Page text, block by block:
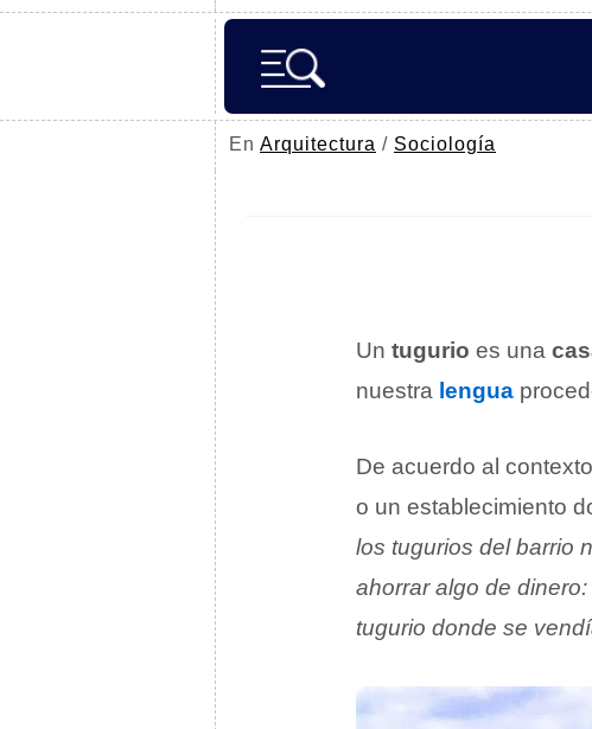
En Arquitectura / Sociología
Un tugurio es una
nuestra lengua
De acuerdo al
o un establecimiento
los tugurios del barrio
ahorrar algo de
tugurio donde se